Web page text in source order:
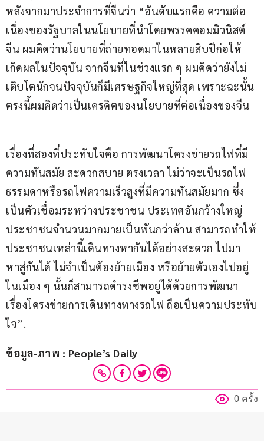
หลังจากมาประจำการที่จีนว่า “อันดับแรกคือ ความต่อ
เนื่องของรัฐบาลในนโยบายที่นำโดยพรรคคอมมิวนิสต์
จีน ผมคิดว่านโยบายที่ถ่ายทอดมาในหลายสิบปีก่อให้
เกิดผลในปัจจุบัน จากจีนที่ในช่วงแรก ๆ ผมคิดว่ายังไม่
เติบโตนักจนปัจจุบันก็มีเศรษฐกิจใหญ่ที่สุด เพราะฉะนั้น
ตรงนี้ผมคิดว่าเป็นเครดิตของนโยบายที่ต่อเนื่องของจีน
เรื่องที่สองที่ประทับใจคือ การพัฒนาโครงข่ายรถไฟที่มี
ความทันสมัย สะดวกสบาย ตรงเวลา ไม่ว่าจะเป็นรถไฟ
ธรรมดาหรือรถไฟความเร็วสูงที่มีความทันสมัยมาก ซึ่ง
เป็นตัวเชื่อมระหว่างประชาชน ประเทศอันกว้างใหญ่
ประชาชนจำนวนมากมายเป็นพันกว่าล้าน สามารถทำให้
ประชาชนเหล่านี้เดินทางหากันได้อย่างสะดวก ไปมา
หาสู่กันได้ ไม่จำเป็นต้องย้ายเมือง หรือย้ายตัวเองไปอยู่
ในเมือง ๆ นั้นก็สามารถดำรงชีพอยู่ได้ด้วยการพัฒนา
เรื่องโครงข่ายการเดินทางทางรถไฟ ถือเป็นความประทับ
ใจ”.
ข้อมูล-ภาพ : People’s Daily
0 ครั้ง